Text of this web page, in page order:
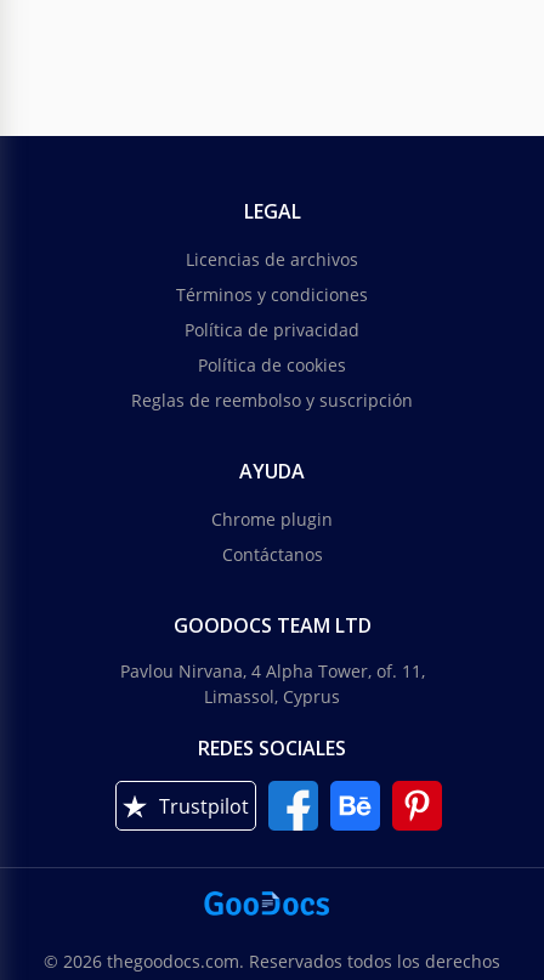
LEGAL
Licencias de archivos
Términos y condiciones
Política de privacidad
Política de cookies
Reglas de reembolso y suscripción
AYUDA
Chrome plugin
Contáctanos
GOODOCS TEAM LTD
Pavlou Nirvana, 4 Alpha Tower, of. 11,
Limassol, Cyprus
REDES SOCIALES
Trustpilot
© 2026 thegoodocs.com. Reservados todos los derechos